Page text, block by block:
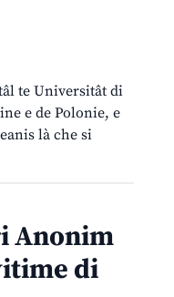
te Universitât di
e de Polonie, e
là che si
Anonim
di